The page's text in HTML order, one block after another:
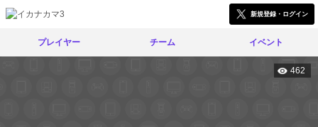
新規登録・ログイン
プレイヤー チーム イベント
462